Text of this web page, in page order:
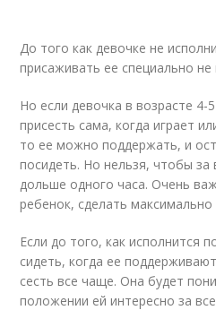
До того как девочке не
присаживать ее специально не
Но если девочка в возрасте 4-
присесть сама, когда играет
то ее можно поддержать, и
посидеть. Но нельзя, чтобы за
дольше одного часа. Очень
ребенок, сделать
Если до того, как исполнится
сидеть, когда ее
сесть все чаще. Она будет
положении ей интересно за